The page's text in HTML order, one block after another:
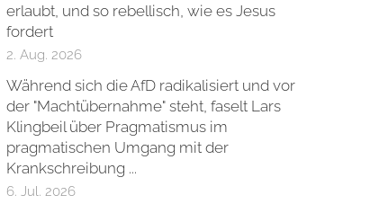
erlaubt, und so rebellisch, wie es Jesus
fordert
2. Aug. 2026
Während sich die AfD radikalisiert und vor
der "Machtübernahme" steht, faselt Lars
Klingbeil über Pragmatismus im
pragmatischen Umgang mit der
Krankschreibung ...
6. Jul. 2026